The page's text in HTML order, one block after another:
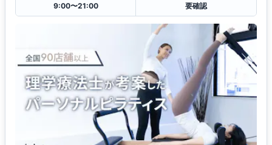
9:00〜21:00
要確認